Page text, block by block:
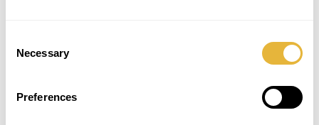
Selection
Necessary
Preferences
em consórcio entre a ASF (António Saraiva e
O Parque, que ficará localizado na entrada norte
de execução